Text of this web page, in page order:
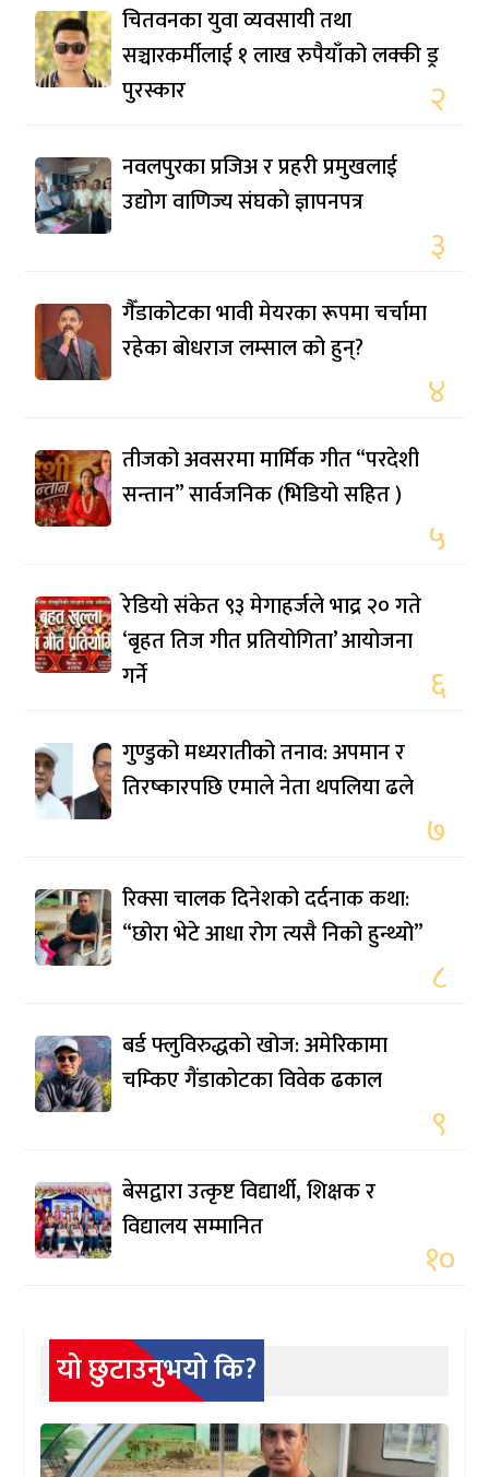
चितवनका युवा व्यवसायी तथा
सञ्चारकर्मीलाई १ लाख रुपैयाँको लक्की ड्र
पुरस्कार
२
नवलपुरका प्रजिअ र प्रहरी प्रमुखलाई
उद्योग वाणिज्य संघको ज्ञापनपत्र
३
गैँडाकोटका भावी मेयरका रूपमा चर्चामा
रहेका बोधराज लम्साल को हुन्?
४
तीजको अवसरमा मार्मिक गीत “परदेशी
सन्तान” सार्वजनिक (भिडियो सहित )
५
रेडियो संकेत ९३ मेगाहर्जले भाद्र २० गते
‘बृहत तिज गीत प्रतियोगिता’ आयोजना
गर्ने
६
गुण्डुको मध्यरातीको तनाव: अपमान र
तिरष्कारपछि एमाले नेता थपलिया ढले
७
रिक्सा चालक दिनेशको दर्दनाक कथा:
“छोरा भेटे आधा रोग त्यसै निको हुन्थ्यो”
८
बर्ड फ्लुविरुद्धको खोज: अमेरिकामा
चम्किए गैंडाकोटका विवेक ढकाल
९
बेसद्वारा उत्कृष्ट विद्यार्थी, शिक्षक र
विद्यालय सम्मानित
१०
यो छुटाउनुभयो कि?